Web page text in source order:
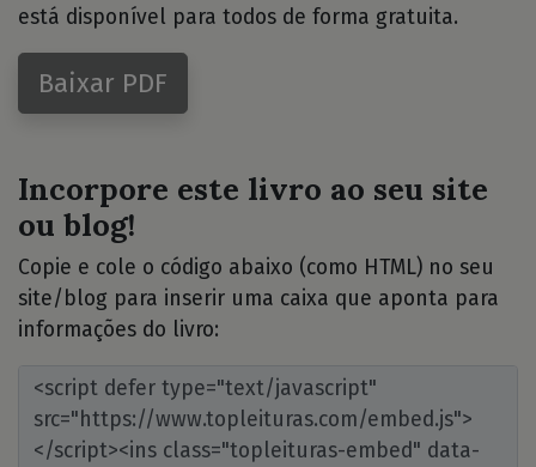
está disponível para todos de forma gratuita.
Baixar PDF
Incorpore este livro ao seu site
ou blog!
Copie e cole o código abaixo (como HTML) no seu
site/blog para inserir uma caixa que aponta para
informações do livro: